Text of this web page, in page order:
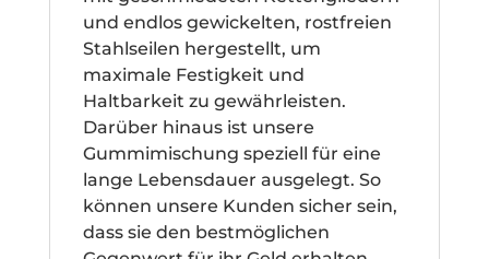
und endlos gewickelten, rostfreien
Stahlseilen hergestellt, um
maximale Festigkeit und
Haltbarkeit zu gewährleisten.
Darüber hinaus ist unsere
Gummimischung speziell für eine
lange Lebensdauer ausgelegt. So
können unsere Kunden sicher sein,
dass sie den bestmöglichen